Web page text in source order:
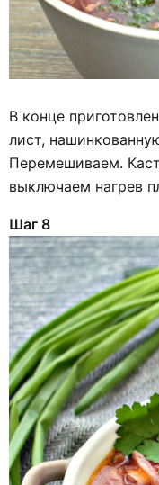
В конце
лист,
Перемешиваем.
выключаем нагрев
Шаг 8